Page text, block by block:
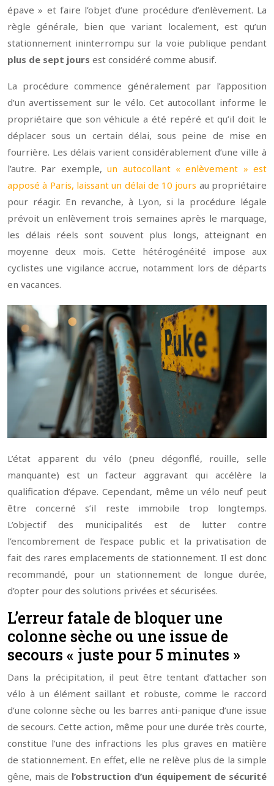
épave » et faire l’objet d’une procédure d’enlèvement. La
règle générale, bien que variant localement, est qu’un
stationnement ininterrompu sur la voie publique pendant
plus de sept jours est considéré comme abusif.
La procédure commence généralement par l’apposition
d’un avertissement sur le vélo. Cet autocollant informe le
propriétaire que son véhicule a été repéré et qu’il doit le
déplacer sous un certain délai, sous peine de mise en
fourrière. Les délais varient considérablement d’une ville à
l’autre. Par exemple,un autocollant « enlèvement » est
apposé à Paris, laissant un délai de 10 jours au propriétaire
pour réagir. En revanche, à Lyon, si la procédure légale
prévoit un enlèvement trois semaines après le marquage,
les délais réels sont souvent plus longs, atteignant en
moyenne deux mois. Cette hétérogénéité impose aux
cyclistes une vigilance accrue, notamment lors de départs
en vacances.
L’état apparent du vélo (pneu dégonflé, rouille, selle
manquante) est un facteur aggravant qui accélère la
qualification d’épave. Cependant, même un vélo neuf peut
être concerné s’il reste immobile trop longtemps.
L’objectif des municipalités est de lutter contre
l’encombrement de l’espace public et la privatisation de
fait des rares emplacements de stationnement. Il est donc
recommandé, pour un stationnement de longue durée,
d’opter pour des solutions privées et sécurisées.
L’erreur fatale de bloquer une
colonne sèche ou une issue de
secours « juste pour 5 minutes »
Dans la précipitation, il peut être tentant d’attacher son
vélo à un élément saillant et robuste, comme le raccord
d’une colonne sèche ou les barres anti-panique d’une issue
de secours. Cette action, même pour une durée très courte,
constitue l’une des infractions les plus graves en matière
de stationnement. En effet, elle ne relève plus de la simple
gêne, mais de l’obstruction d’un équipement de sécurité